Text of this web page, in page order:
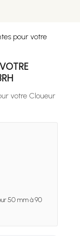
pour votre
votre Cloueur
50 mm à 90